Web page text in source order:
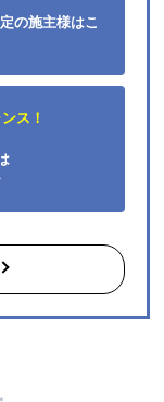
の施主様はこ
ス！